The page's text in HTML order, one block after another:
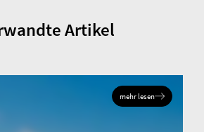
Artikel
mehr lesen